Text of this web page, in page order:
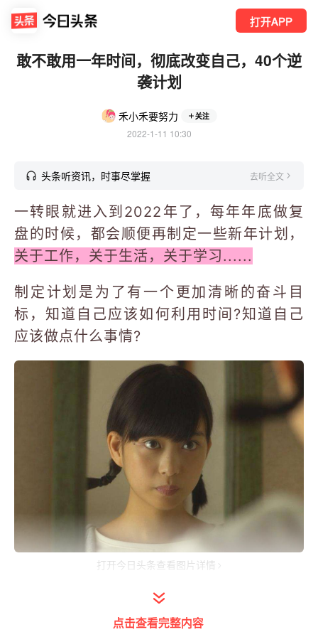
打开APP
敢不敢用一年时间，彻底改变自己，40个逆
袭计划
禾小禾要努力 关注
2022-1-11 10:30
头条听资讯，时事尽掌握 去听全文
一转眼就进入到2022年了，每年年底做复
盘的时候，都会顺便再制定一些新年计划，
关于工作，关于生活，关于学习......
制定计划是为了有一个更加清晰的奋斗目
标，知道自己应该如何利用时间?知道自己
应该做点什么事情?
打开今日头条查看图片详情
一年的时间，说长不长，说短不短，但却足
够让你拉开和别人的差距，彻底改变自己，
点击查看完整内容